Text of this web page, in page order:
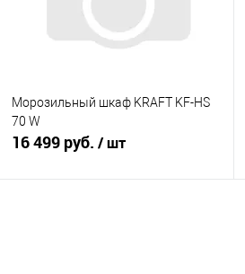
Морозильный шкаф KRAFT KF-HS
70 W
16 499 руб. / шт